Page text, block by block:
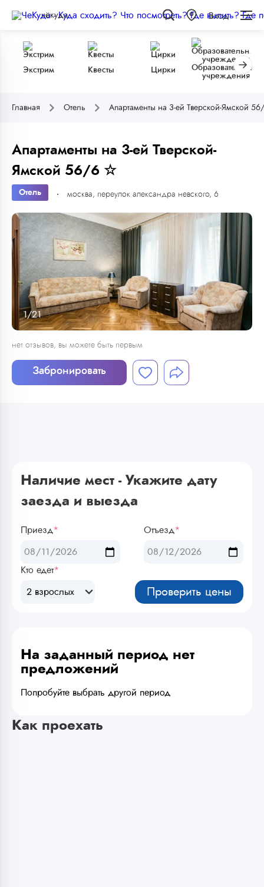
чёкуда Вход
Экстрим Квесты Цирки
Образовательные
учреждения
Главная Отель Апартаменты на 3-ей Тверской-Ямской
Апартаменты на 3-ей Тверской-
Ямской 56/6 ☆
Отель москва, переулок александра невского, 6
1/21
нет отзывов, вы можете быть первым
Забронировать
Наличие мест - Укажите дату
заезда и выезда
Приезд* Отъезд*
Кто едет*
2 взрослых Проверить цены
На заданный период нет
предложений
Попробуйте выбрать другой период
Как проехать